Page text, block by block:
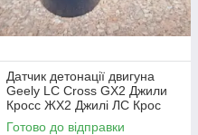
Датчик детонації двигуна
Geely LC Cross GX2 Джили
Кросс ЖХ2 Джилі ЛС Крос
ГХ2
Готово до відправки